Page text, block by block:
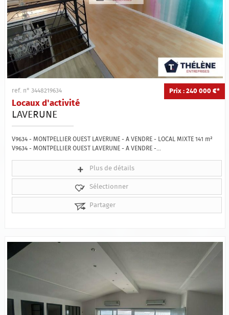
Prix : 240 000 €*
ref. n° 3448219634
Locaux d'activité
LAVERUNE
V9634 - MONTPELLIER OUEST LAVERUNE - A VENDRE - LOCAL MIXTE 141 m²
V9634 - MONTPELLIER OUEST LAVERUNE - A VENDRE -...
Plus de détails
Sélectionner
Partager